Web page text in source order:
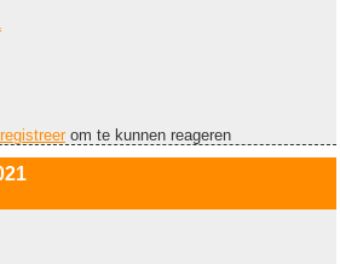
registreerom te kunnen reageren